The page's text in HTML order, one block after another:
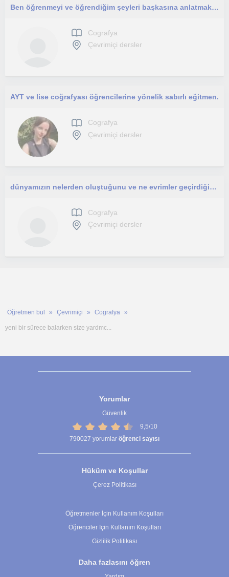
Ben öğrenmeyi ve öğrendiğim şeyleri başkasına anlatmak konusunda cok heyecanlı biriyim. Derslerim ortaokul kademesine yönelik
Cografya
Çevrimiçi dersler
AYT ve lise coğrafyası öğrencilerine yönelik sabırlı eğitmen.
Cografya
Çevrimiçi dersler
dünyamızın nelerden oluştuğunu ve ne evrimler geçirdiğini öğrenmek ister misiniz işte coğrafya dersi ile bunu başaracaksınız
Cografya
Çevrimiçi dersler
Öğretmen bul Çevrimiçi Cografya
yeni bir sürece balarken size yardmc...
Yorumlar
Güvenlik
9,5/10
790027 yorumlar öğrenci sayısı
Hüküm ve Koşullar
Çerez Politikası
Öğretmenler İçin Kullanım Koşulları
Öğrenciler İçin Kullanım Koşulları
Gizlilik Politikası
Daha fazlasını öğren